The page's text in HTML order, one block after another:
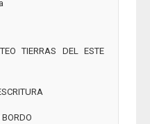
TIERRAS DEL ESTE